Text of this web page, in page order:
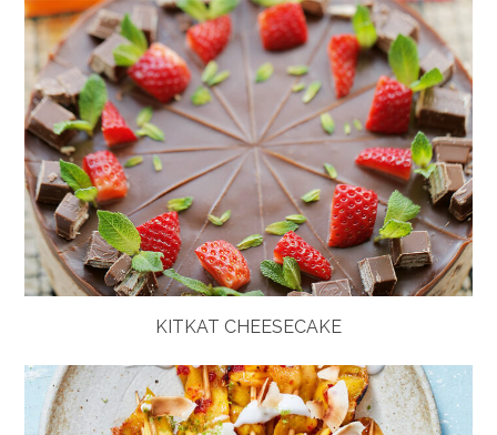
KITKAT CHEESECAKE